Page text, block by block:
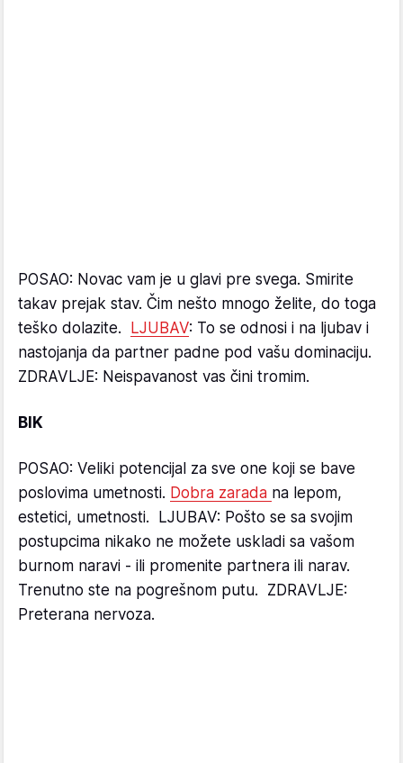
POSAO: Novac vam je u glavi pre svega. Smirite
takav prejak stav. Čim nešto mnogo želite, do toga
teško dolazite.
LJUBAV: To se odnosi i na ljubav i
nastojanja da partner padne pod vašu dominaciju.
ZDRAVLJE: Neispavanost vas čini tromim.
BIK
POSAO: Veliki potencijal za sve one koji se bave
poslovima umetnosti. Dobra zarada na lepom,
estetici, umetnosti. LJUBAV: Pošto se sa svojim
postupcima nikako ne možete uskladi sa vašom
burnom naravi - ili promenite partnera ili narav.
Trenutno ste na pogrešnom putu. ZDRAVLJE:
Preterana nervoza.